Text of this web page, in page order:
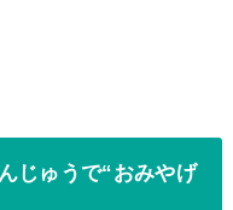
じゅうで“おみやげ